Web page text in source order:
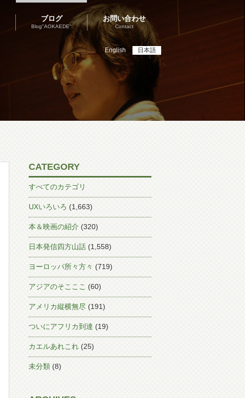
English 日本語
ブログ
Blog"AOKAEDE"
お問い合わせ
Contact
CATEGORY
すべてのカテゴリ
UXいろいろ (1,663)
本＆映画の紹介 (320)
日本発信四方山話 (1,558)
ヨーロッパ所々方々 (719)
アジアのそこここ (60)
アメリカ縦横無尽 (191)
ついにアフリカ到達 (19)
カエルあれこれ (25)
未分類 (8)